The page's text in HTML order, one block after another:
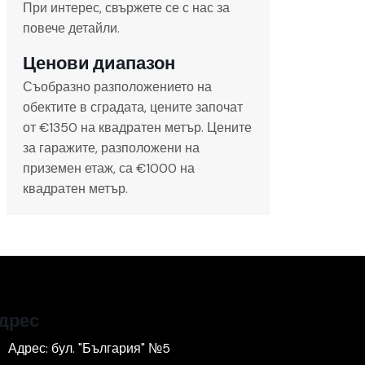
При интерес, свържете се с нас за
повече детайли.
Ценови диапазон
Съобразно разположението на
обектите в сградата, цените започат
от €1350 на квадратен метър. Цените
за гаражите, разположени на
приземен етаж, са €1000 на
квадратен метър.
Адрес: бул. "България" №5